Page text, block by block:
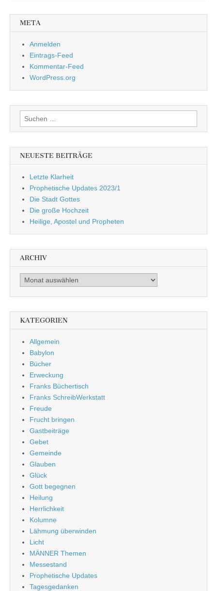
META
Anmelden
Eintrags-Feed
Kommentar-Feed
WordPress.org
Suchen
nach:
NEUESTE BEITRÄGE
Letzte Klarheit
Prophetische Updates 2023/1
Die Stadt Gottes
Die große Hochzeit
Heilige, Apostel und Propheten
ARCHIV
Archiv
KATEGORIEN
Allgemein
Babylon
Bücher
Erweckung
Franks Büchertisch
Franks SchreibWerkstatt
Freude
Frucht bringen
Gastbeiträge
Gebet
Gemeinde
Glauben
Glück
Gott begegnen
Heilung
Herrlichkeit
Kolumne
Lähmung überwinden
Licht
MÄNNER Themen
Messestand
Prophetische Updates
Tagesgedanken